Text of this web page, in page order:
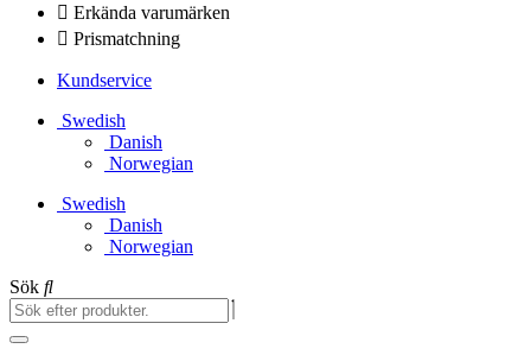
Erkända varumärken
Prismatchning
Kundservice
Swedish
Danish
Norwegian
Swedish
Danish
Norwegian
Sök